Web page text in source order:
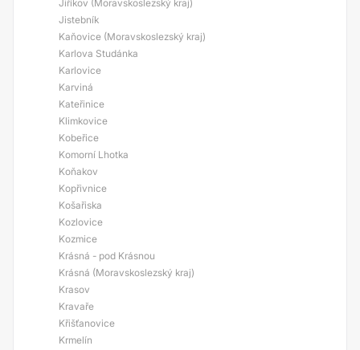
Jiříkov (Moravskoslezský kraj)
Jistebník
Kaňovice (Moravskoslezský kraj)
Karlova Studánka
Karlovice
Karviná
Kateřinice
Klimkovice
Kobeřice
Komorní Lhotka
Koňakov
Kopřivnice
Košařiska
Kozlovice
Kozmice
Krásná - pod Krásnou
Krásná (Moravskoslezský kraj)
Krasov
Kravaře
Křišťanovice
Krmelín